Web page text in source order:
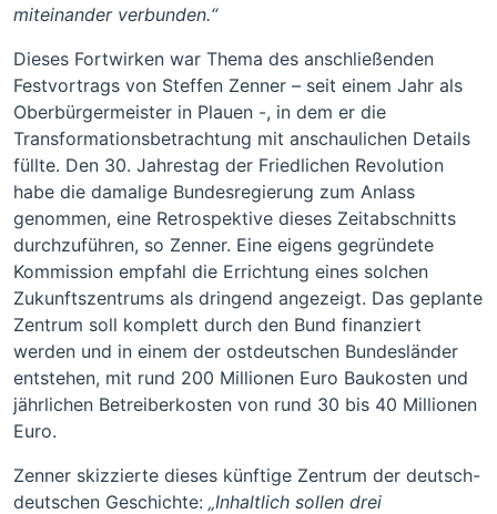
miteinander verbunden.“
Dieses Fortwirken war Thema des anschließenden
Festvortrags von Steffen Zenner – seit einem Jahr als
Oberbürgermeister in Plauen -, in dem er die
Transformationsbetrachtung mit anschaulichen Details
füllte. Den 30. Jahrestag der Friedlichen Revolution
habe die damalige Bundesregierung zum Anlass
genommen, eine Retrospektive dieses Zeitabschnitts
durchzuführen, so Zenner. Eine eigens gegründete
Kommission empfahl die Errichtung eines solchen
Zukunftszentrums als dringend angezeigt. Das geplante
Zentrum soll komplett durch den Bund finanziert
werden und in einem der ostdeutschen Bundesländer
entstehen, mit rund 200 Millionen Euro Baukosten und
jährlichen Betreiberkosten von rund 30 bis 40 Millionen
Euro.
Zenner skizzierte dieses künftige Zentrum der deutsch-
deutschen Geschichte: „Inhaltlich sollen drei